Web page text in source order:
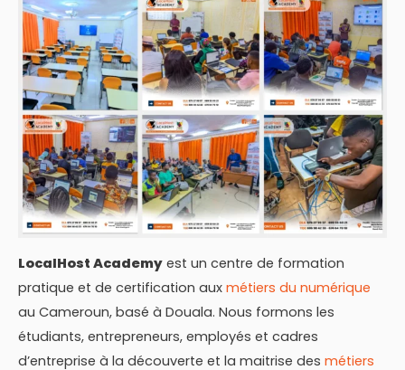
LocalHost Academy est un centre de formation
pratique et de certification aux métiers du numérique
au Cameroun, basé à Douala. Nous formons les
étudiants, entrepreneurs, employés et cadres
d’entreprise à la découverte et la maitrise des métiers